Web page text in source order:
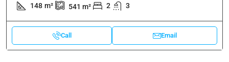
148 m² 541 m² 2 3
Call Email